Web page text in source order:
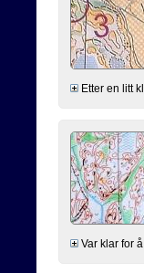
Etter en litt
Var klar for